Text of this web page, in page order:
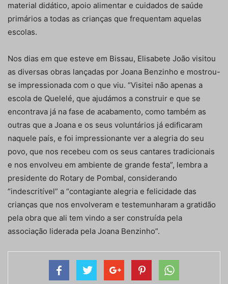
material didático, apoio alimentar e cuidados de saúde
primários a todas as crianças que frequentam aquelas
escolas.
Nos dias em que esteve em Bissau, Elisabete João visitou
as diversas obras lançadas por Joana Benzinho e mostrou-
se impressionada com o que viu. “Visitei não apenas a
escola de Quelelé, que ajudámos a construir e que se
encontrava já na fase de acabamento, como também as
outras que a Joana e os seus voluntários já edificaram
naquele país, e foi impressionante ver a alegria do seu
povo, que nos recebeu com os seus cantares tradicionais
e nos envolveu em ambiente de grande festa”, lembra a
presidente do Rotary de Pombal, considerando
“indescritível” a “contagiante alegria e felicidade das
crianças que nos envolveram e testemunharam a gratidão
pela obra que ali tem vindo a ser construída pela
associação liderada pela Joana Benzinho”.